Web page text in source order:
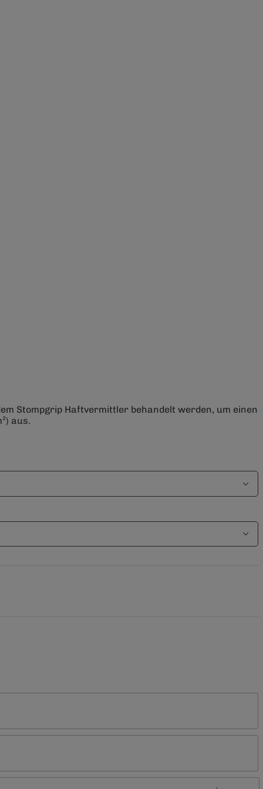
Stompgrip Haftvermittler behandelt werden, um einen
aus.